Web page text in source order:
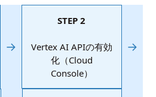
→
STEP 2
Vertex AI APIの有効
化（Cloud
Console）
→